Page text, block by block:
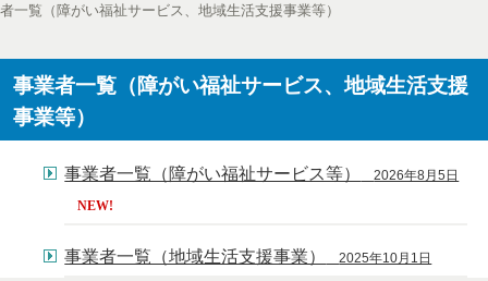
者一覧（障がい福祉サービス、地域生活支援事業等）
事業者一覧（障がい福祉サービス、地域生活支援
事業等）
事業者一覧（障がい福祉サービス等） 2026年8月5日
NEW!
事業者一覧（地域生活支援事業） 2025年10月1日